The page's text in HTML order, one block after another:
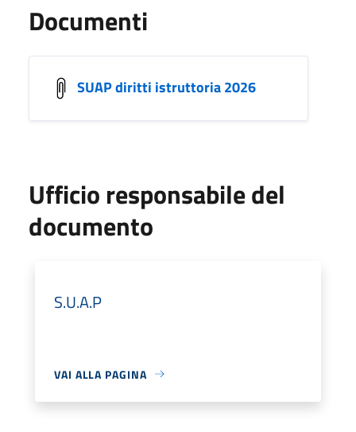
Documenti
SUAP diritti istruttoria 2026
Ufficio responsabile del
documento
S.U.A.P
VAI ALLA PAGINA